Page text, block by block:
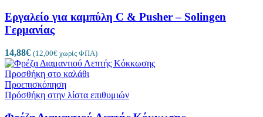
Εργαλείο για καμπύλη C & Pusher – Solingen
Γερμανίας
14,88€ (12,00€ χωρίς ΦΠΑ)
Προσθήκη στο καλάθι
Προεπισκόπηση
Πρόσθήκη στην λίστα επιθυμιών